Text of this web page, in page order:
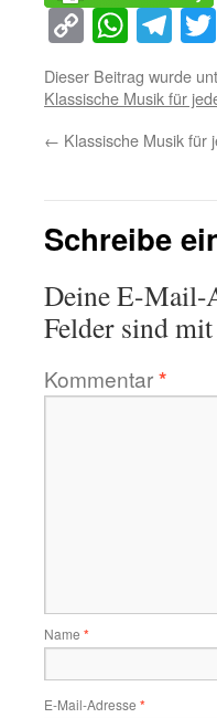
Copy
Link
Dieser Beitrag wurde
Klassische Musik für
← Klassische Musik für
Schreibe
Deine E-Mail-
Felder sind mit
Kommentar*
Name *
E-Mail-Adresse *